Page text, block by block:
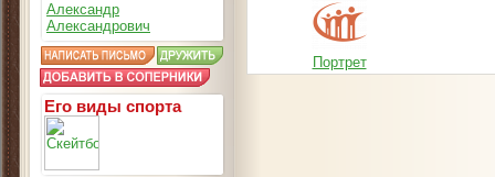
Александр
Александрович
Его виды спорта
Портрет